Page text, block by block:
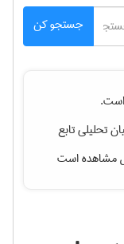
جستجو کن
است.
تحلیلی تابع
مشاهده است